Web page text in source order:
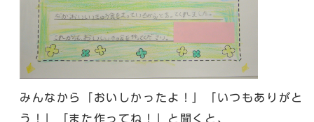
みんなから「おいしかったよ！」「いつもありがと
う！」「また作ってね！」と聞くと、